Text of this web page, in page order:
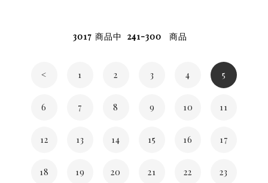
3017 商品中 241-300 商品
< 1 2 3 4 5
6 7 8 9 10 11
12 13 14 15 16 17
18 19 20 21 22 23